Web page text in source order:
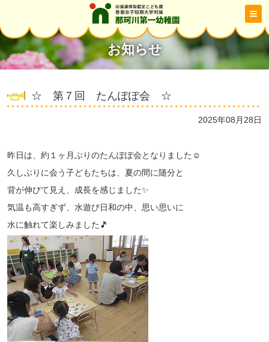
お知らせ
☆ 第７回 たんぽぽ会 ☆
2025年08月28日
昨日は、約１ヶ月ぶりのたんぽぽ会となりました☺
久しぶりに会う子どもたちは、夏の間に随分と
背が伸びて見え、成長を感じました✨
気温も高すぎず、水遊び日和の中、思い思いに
水に触れて楽しみました🎵